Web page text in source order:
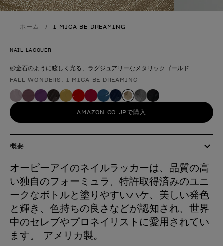
ホーム I MICA BE DREAMING
NAIL LACQUER
砂金石のように眩しく光る、ラグジュアリーなメタリックゴールド
製品形態
FALL WONDERS: I MICA BE DREAMING
AMAZON.CO.JPで購入
概要
オーピーアイのネイルラッカーは、品質の高
い独自のフォーミュラ、特許取得済みのユニ
ークなボトルと塗りやすいハケ、美しい発色
と輝き、色持ちの良さなどが認知され、世界
中のセレブやプロネイリストに愛用されてい
ます。 アメリカ製。